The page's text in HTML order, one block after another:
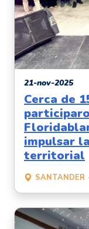
21-nov-2025
Cerca de
impulsar
territorial
SANTANDER